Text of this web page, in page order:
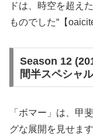
ドは、時空を超え
ものでした​“【
Season 12
間半スペシャル
「ボマー」は、甲
グな展開を見せま